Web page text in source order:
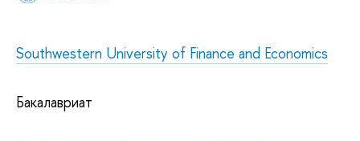
Southwestern University of Finance and Economics
Бакалавриат